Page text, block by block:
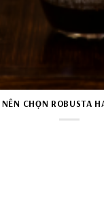
CHỌN ROBUSTA